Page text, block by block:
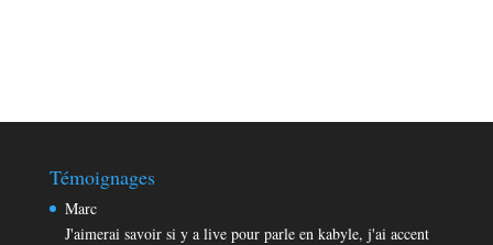
Témoignages
Marc
J'aimerai savoir si y a live pour parle en kabyle, j'ai accent